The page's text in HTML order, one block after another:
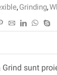
,Grinding,
Grind sunt